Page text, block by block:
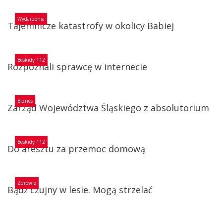
Wydarzenia
Tajemnicze katastrofy w okolicy Babiej
Beskidy 112
Rozpoznali sprawcę w internecie
Biznes
Zarząd Województwa Śląskiego z absolutorium
Beskidy 112
Do aresztu za przemoc domową
Zdrowie
Bądź czujny w lesie. Mogą strzelać